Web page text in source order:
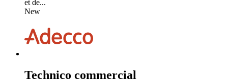
et de...
New
Technico commercial